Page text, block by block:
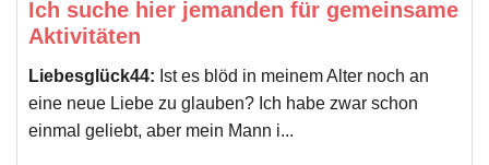
Ich suche hier jemanden für gemeinsame
Aktivitäten
Liebesglück44: Ist es blöd in meinem Alter noch an
eine neue Liebe zu glauben? Ich habe zwar schon
einmal geliebt, aber mein Mann i...